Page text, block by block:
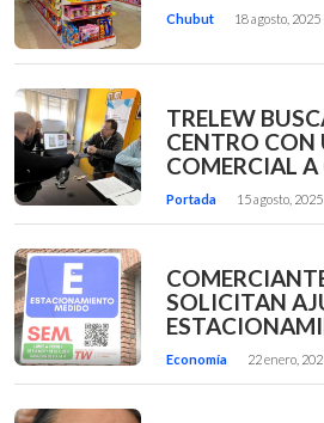
Chubut 18 agosto, 2025
TRELEW
CENTRO CON
COMERCIAL A
Portada 15 agosto, 2025
SOLICITAN
Economía 22 enero,